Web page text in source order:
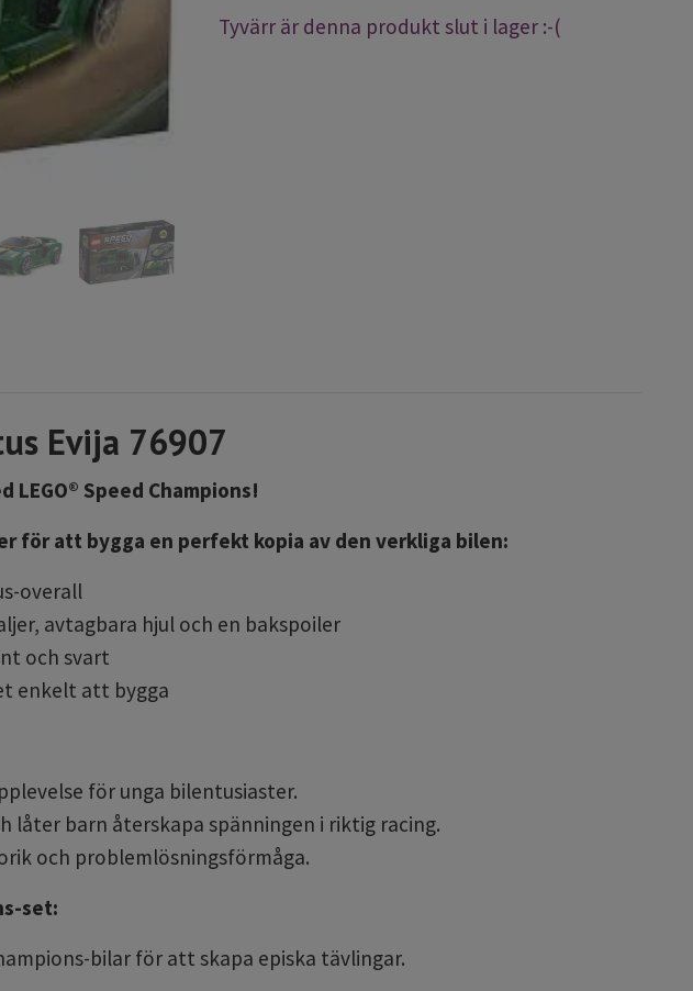
Tyvärr är denna produkt slut i lager :-(
Evija 76907
Speed Champions!
för att bygga en perfekt kopia av den verkliga bilen:
overall
avtagbara hjul och en bakspoiler
och svart
enkelt att bygga
för unga bilentusiaster.
låter barn återskapa spänningen i riktig racing.
och problemlösningsförmåga.
set:
bilar för att skapa episka tävlingar.